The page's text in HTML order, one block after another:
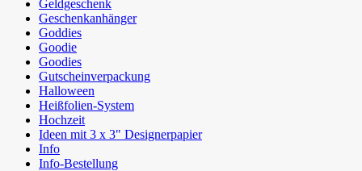
Geldgeschenk
Geschenkanhänger
Goddies
Goodie
Goodies
Gutscheinverpackung
Halloween
Heißfolien-System
Hochzeit
Ideen mit 3 x 3" Designerpapier
Info
Info-Bestellung